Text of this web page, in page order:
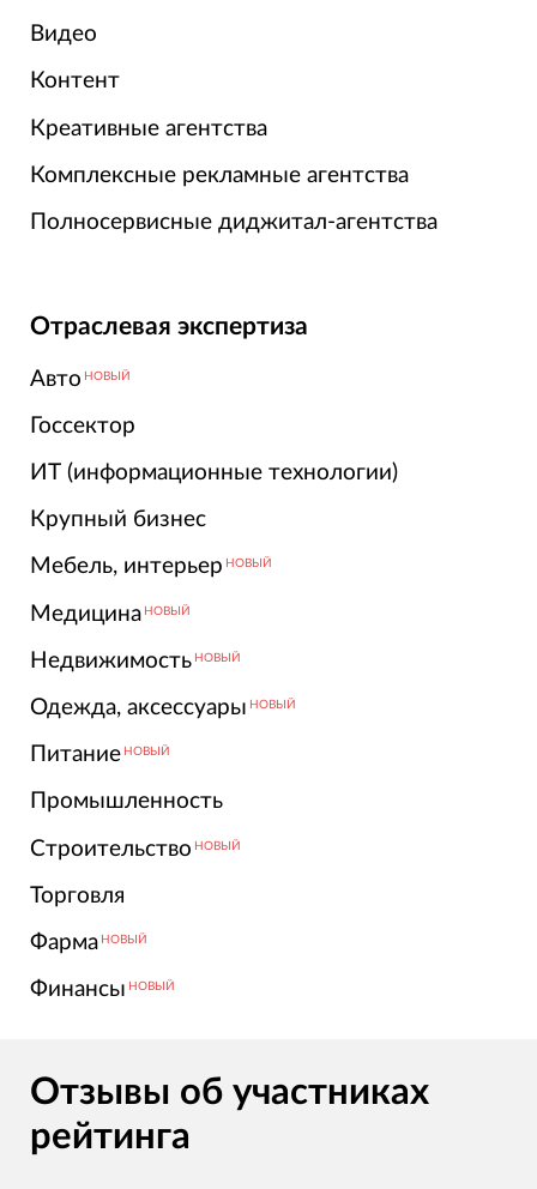
Видео
Контент
Креативные агентства
Комплексные рекламные агентства
Полносервисные диджитал-агентства
Отраслевая экспертиза
Авто НОВЫЙ
Госсектор
ИТ (информационные технологии)
Крупный бизнес
Мебель, интерьер НОВЫЙ
Медицина НОВЫЙ
Недвижимость НОВЫЙ
Одежда, аксессуары НОВЫЙ
Питание НОВЫЙ
Промышленность
Строительство НОВЫЙ
Торговля
Фарма НОВЫЙ
Финансы НОВЫЙ
Отзывы об участниках
рейтинга